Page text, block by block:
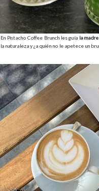
En Pistacho Coffee Brunch les guía la
la naturaleza y ¿a quién no le apetece un